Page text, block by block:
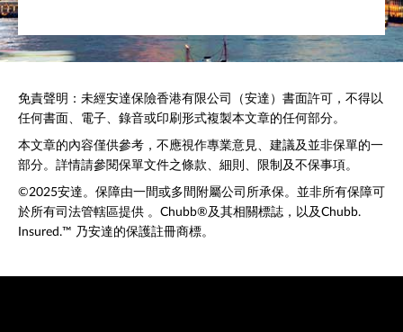
免責聲明：未經安達保險香港有限公司（安達）書面許可，不得以
任何書面、電子、錄音或印刷形式複製本文章的任何部分。
本文章的內容僅供參考，不應視作專業意見、建議及並非保單的一
部分。詳情請參閱保單文件之條款、細則、限制及不保事項。
©2025安達。保障由一間或多間附屬公司所承保。並非所有保障可
於所有司法管轄區提供 。Chubb®及其相關標誌，以及Chubb.
Insured.™ 乃安達的保護註冊商標。